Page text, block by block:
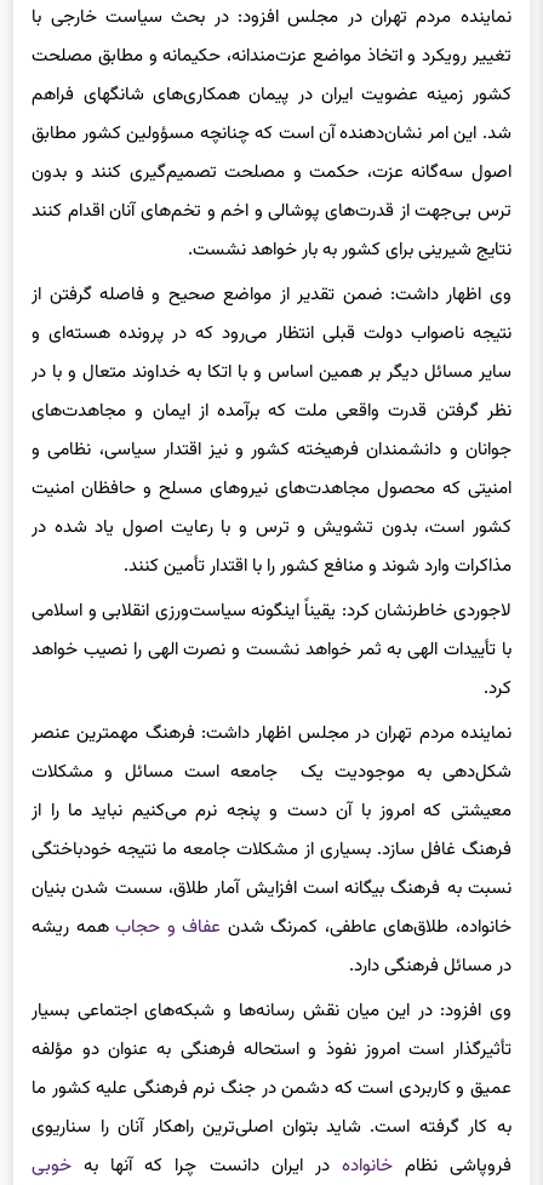
نماینده مردم تهران در مجلس افزود: در بحث سیاست خارجی با
تغییر رویکرد و اتخاذ مواضع عزت‌مندانه، حکیمانه و مطابق مصلحت
کشور زمینه عضویت ایران در پیمان همکاری‌های شانگهای فراهم
شد. این امر نشان‌دهنده آن است که چنانچه مسؤولینکشور مطابق
اصول سه‌گانهعزت، حکمت و مصلحت تصمیم‌گیری کنند و بدون
ترس بی‌جهت از قدرت‌های پوشالی و اخم و تخم‌های آنان اقدام کنند
نتایج شیرینی برای کشور به بار خواهد نشست.
وی اظهار داشت: ضمن تقدیر از مواضع صحیح و فاصله گرفتن از
نتیجه ناصواب دولت قبلی انتظار می‌رود که در پرونده هسته‌ای و
سایر مسائل دیگر بر همین اساس و با اتکا به خداوند متعال و با در
نظر گرفتن قدرت واقعی ملت که برآمده از ایمان و مجاهدت‌های
جوانان و دانشمندان فرهیخته کشور و نیز اقتدار سیاسی، نظامی و
امنیتی که محصول مجاهدت‌های نیروهای مسلح و حافظان امنیت
کشور است، بدون تشویش و ترس و با رعایت اصول یاد شده در
مذاکرات وارد شوند و منافع کشور را با اقتدار تأمین کنند.
لاجوردی خاطرنشان کرد:‌ یقیناً اینگونه سیاست‌ورزی انقلابی و اسلامی
با تأییدات الهی به ثمر خواهد نشست و نصرت الهی را نصیب خواهد
کرد.
نماینده مردم تهران در مجلس اظهار داشت: فرهنگ مهمترین عنصر
شکل‌دهی به موجودیت یک جامعه است مسائل و مشکلات
معیشتی که امروز با آن دست و پنجه نرم می‌کنیم نباید ما را از
فرهنگ غافل سازد. بسیاری از مشکلات جامعه ما نتیجه خودباختگی
نسبت به فرهنگ بیگانه است افزایش آمار طلاق، سست شدن بنیان
خانواده، طلاق‌های عاطفی،‌ کمرنگ شدن عفاف و حجابهمه ریشه
در مسائل فرهنگی دارد.
وی افزود: در این میان نقش رسانه‌ها و شبکه‌های اجتماعی بسیار
تأثیرگذار است امروز نفوذ و استحاله فرهنگی به عنوان دو مؤلفه
عمیق و کاربردی است که دشمن در جنگ نرم فرهنگی علیه کشور ما
به کار گرفته است. شاید بتوان اصلی‌ترینراهکار آنان را سناریوی
فروپاشی نظامخانواده در ایران دانست چرا که آنها به خوبی